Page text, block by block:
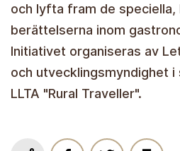
och lyfta fram de speciella,
berättelserna inom
Initiativet organiseras av
och utvecklingsmyndighet i
LLTA "Rural Traveller".